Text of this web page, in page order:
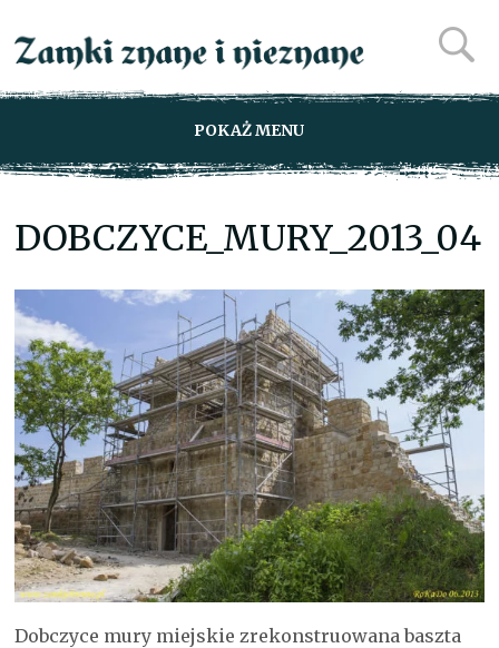
POKAŻ MENU
DOBCZYCE_MURY_2013_04
Dobczyce mury miejskie zrekonstruowana baszta